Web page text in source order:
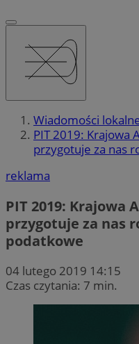
Wiadomości
PIT 2019: Krajowa
przygotuje za nas
reklama
PIT 2019: Krajowa
przygotuje za nas
podatkowe
04 lutego 2019 14:15
Czas czytania: 7 min.